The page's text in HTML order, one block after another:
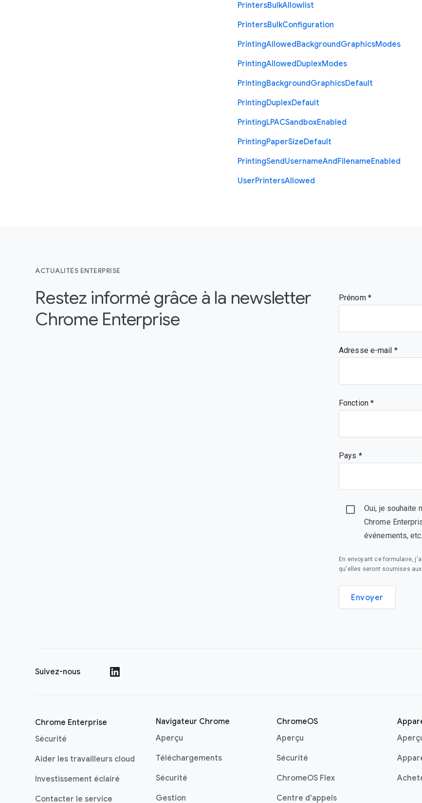
PrintersBulkAllowlist
PrintersBulkConfiguration
PrintingAllowedBackgroundGraphicsModes
PrintingAllowedDuplexModes
PrintingBackgroundGraphicsDefault
PrintingDuplexDefault
PrintingLPACSandboxEnabled
PrintingPaperSizeDefault
PrintingSendUsernameAndFilenameEnabled
UserPrintersAllowed
ACTUALITÉS ENTERPRISE
Restez informé grâce à la newsletter
Chrome Enterprise
Prénom
Adresse e-mail
Fonction
Pays *
Oui, je souhaite
Chrome
événements,
En envoyant ce formulaire,
qu'elles seront soumises aux
Envoyer
Suivez-nous
Chrome Enterprise
Sécurité
Aider les travailleurs cloud
Investissement éclairé
Contacter le service
Navigateur Chrome
Aperçu
Téléchargements
Sécurité
Gestion
ChromeOS
Aperçu
Sécurité
ChromeOS Flex
Centre d'appels